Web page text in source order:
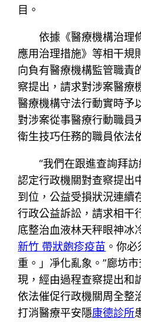
目。
依據《醫療機構治理
應用治理措施》等相干規
向負有醫療機構監管職責
察提出，請求對涉案醫療
醫療機構守法行動實時予
對涉案從事醫療行動職員
衛生技巧任務的職員依法
“我們在跟進查詢拜訪
認定行政機關對查察提出
到位，公益受損狀況連續
行政公益訴訟，請求相干
底整治血液林天秤眼神冰
新竹 帶狀皰疹疫苗 。你
重。」凈化亂象。”廊坊
現，經由過程查察提出和
依法催促行政機關周全整
打消醫療平安隱康德診所